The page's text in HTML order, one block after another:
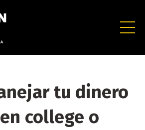
tu dinero
college o